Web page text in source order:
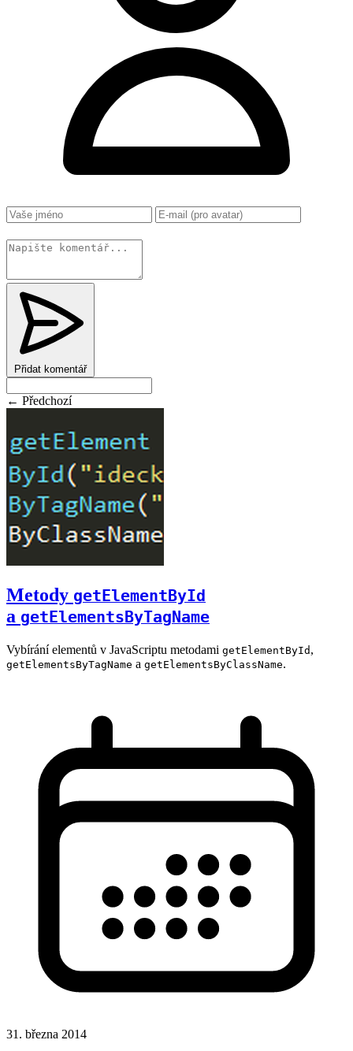
Přidat komentář
← Předchozí
Metody getElementById
a getElementsByTagName
Vybírání elementů v JavaScriptu metodami getElementById ,
getElementsByTagName a getElementsByClassName.
31. března 2014